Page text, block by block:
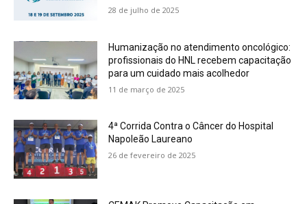
28 de julho de 2025
Humanização no atendimento oncológico:
profissionais do HNL recebem capacitação
para um cuidado mais acolhedor
11 de março de 2025
4ª Corrida Contra o Câncer do Hospital
Napoleão Laureano
26 de fevereiro de 2025